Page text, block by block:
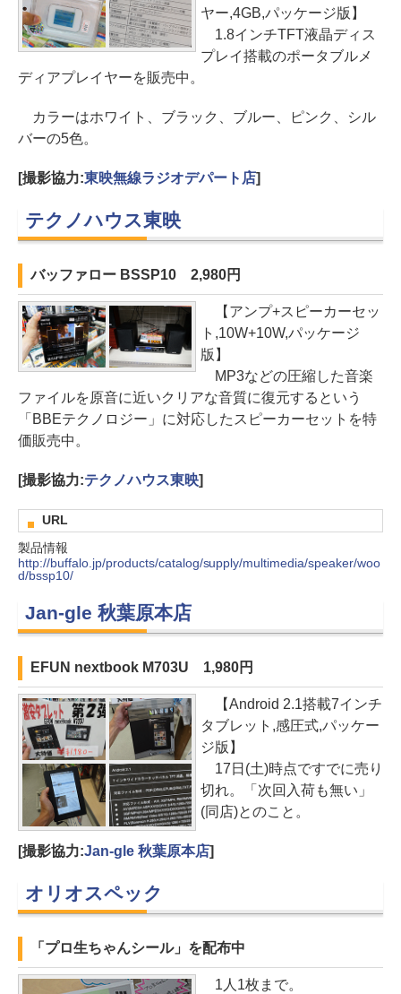
ヤー,4GB,パッケージ版】
1.8インチTFT液晶ディス
プレイ搭載のポータブルメ
ディアプレイヤーを販売中。
カラーはホワイト、ブラック、ブルー、ピンク、シル
バーの5色。
[撮影協力:東映無線ラジオデパート店]
テクノハウス東映
バッファロー BSSP10 2,980円
【アンプ+スピーカーセッ
ト,10W+10W,パッケージ
版】
MP3などの圧縮した音楽
ファイルを原音に近いクリアな音質に復元するという
「BBEテクノロジー」に対応したスピーカーセットを特
価販売中。
[撮影協力:テクノハウス東映]
URL
製品情報
http://buffalo.jp/products/catalog/supply/multimedia/speaker/woo
d/bssp10/
Jan-gle 秋葉原本店
EFUN nextbook M703U 1,980円
【Android 2.1搭載7インチ
タブレット,感圧式,パッケー
ジ版】
17日(土)時点ですでに売り
切れ。「次回入荷も無い」
(同店)とのこと。
[撮影協力:Jan-gle 秋葉原本店]
オリオスペック
「プロ生ちゃんシール」を配布中
1人1枚まで。